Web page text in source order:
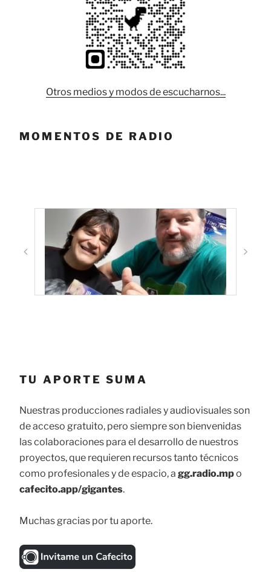
Otros medios y modos de escucharnos...
MOMENTOS DE RADIO
TU APORTE SUMA
Nuestras producciones radiales y audiovisuales son
de acceso gratuito, pero siempre son bienvenidas
las colaboraciones para el desarrollo de nuestros
proyectos, que requieren recursos tanto técnicos
como profesionales y de espacio, a gg.radio.mpo
cafecito.app/gigantes.
Muchas gracias por tu aporte.